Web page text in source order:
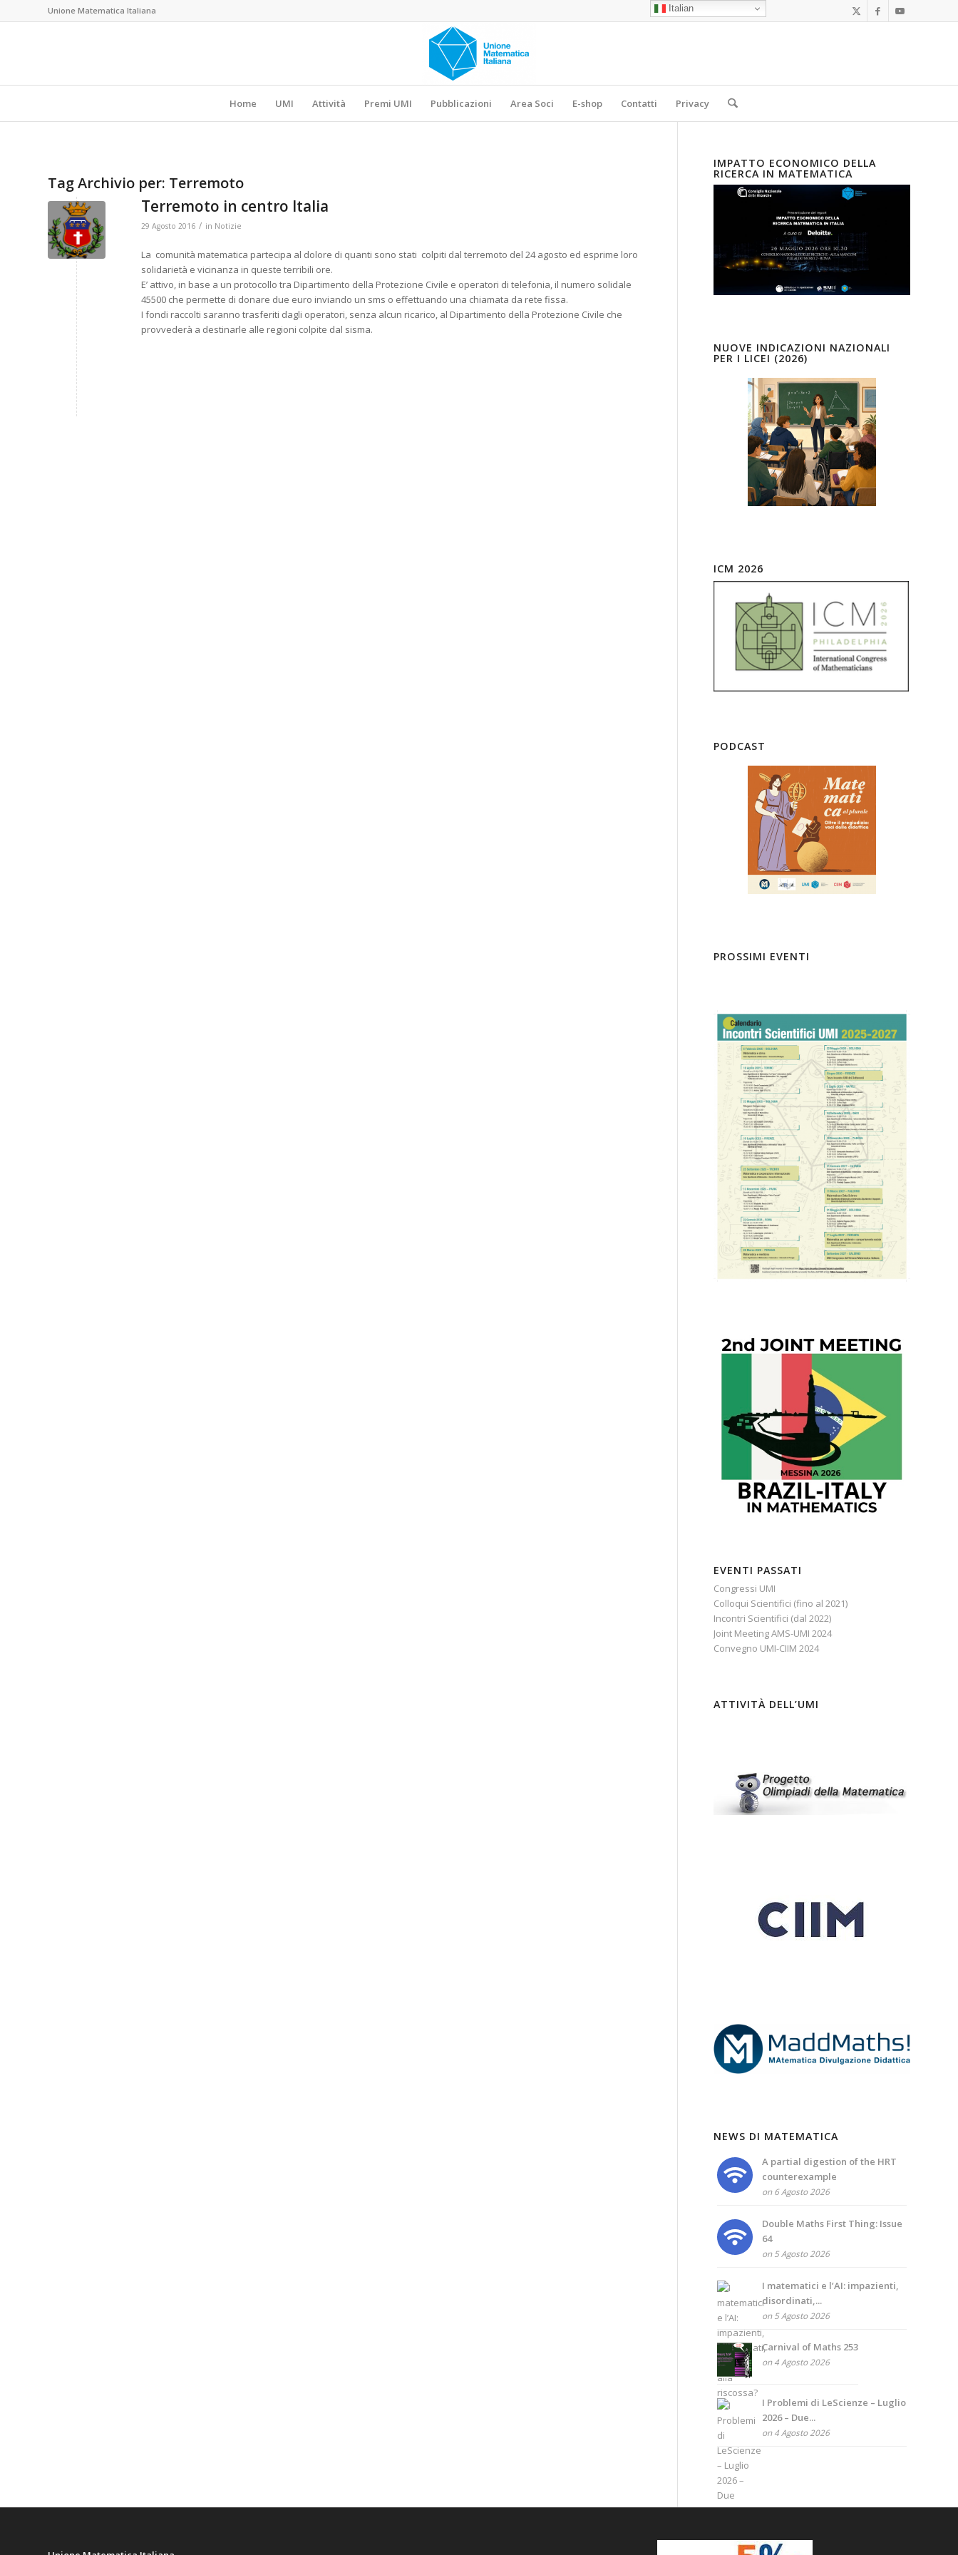
Unione Matematica Italiana
Home UMI Attività Premi UMI Pubblicazioni Area Soci E-shop Contatti Privacy
Tag Archivio per: Terremoto
Terremoto in centro Italia
29 Agosto 2016 / in Notizie
La comunità matematica partecipa al dolore di quanti sono stati colpiti dal terremoto del 24 agosto ed esprime loro
solidarietà e vicinanza in queste terribili ore.
E’ attivo, in base a un protocollo tra Dipartimento della Protezione Civile e operatori di telefonia, il numero solidale
45500 che permette di donare due euro inviando un sms o effettuando una chiamata da rete fissa.
I fondi raccolti saranno trasferiti dagli operatori, senza alcun ricarico, al Dipartimento della Protezione Civile che
provvederà a destinarle alle regioni colpite dal sisma.
IMPATTO ECONOMICO DELLA
RICERCA IN MATEMATICA
NUOVE INDICAZIONI NAZIONALI
PER I LICEI (2026)
ICM 2026
PODCAST
PROSSIMI EVENTI
EVENTI PASSATI
Congressi UMI
Colloqui Scientifici (fino al 2021)
Incontri Scientifici (dal 2022)
Joint Meeting AMS-UMI 2024
Convegno UMI-CIIM 2024
ATTIVITÀ DELL’UMI
NEWS DI MATEMATICA
A partial digestion of the HRT
counterexample
on 6 Agosto 2026
Double Maths First Thing: Issue
64
on 5 Agosto 2026
I matematici e l’AI: impazienti,
disordinati,...
on 5 Agosto 2026
Carnival of Maths 253
on 4 Agosto 2026
I Problemi di LeScienze – Luglio
2026 – Due...
on 4 Agosto 2026
Italian